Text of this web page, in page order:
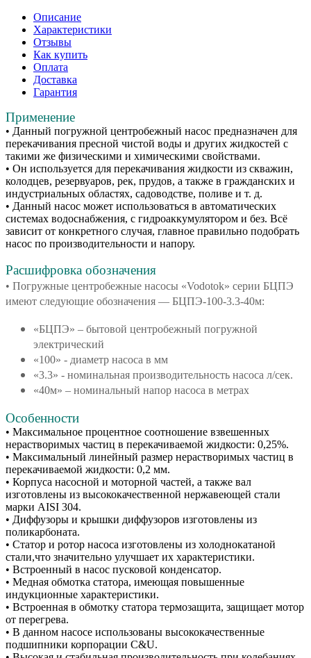
Описание
Характеристики
Отзывы
Как купить
Оплата
Доставка
Гарантия
Применение
• Данный погружной центробежный насос предназначен для
перекачивания пресной чистой воды и других жидкостей с
такими же физическими и химическими свойствами.
• Он используется для перекачивания жидкости из скважин,
колодцев, резервуаров, рек, прудов, а также в гражданских и
индустриальных областях, садоводстве, поливе и т. д.
• Данный насос может использоваться в автоматических
системах водоснабжения, с гидроаккумулятором и без. Всё
зависит от конкретного случая, главное правильно подобрать
насос по производительности и напору.
Расшифровка обозначения
• Погружные центробежные насосы «Vodotok» серии БЦПЭ
имеют следующие обозначения — БЦПЭ-100-3.3-40м:
«БЦПЭ» – бытовой центробежный погружной
электрический
«100» - диаметр насоса в мм
«3.3» - номинальная производительность насоса л/сек.
«40м» – номинальный напор насоса в метрах
Особенности
• Максимальное процентное соотношение взвешенных
нерастворимых частиц в перекачиваемой жидкости: 0,25%.
• Максимальный линейный размер нерастворимых частиц в
перекачиваемой жидкости: 0,2 мм.
• Корпуса насосной и моторной частей, а также вал
изготовлены из высококачественной нержавеющей стали
марки AISI 304.
• Диффузоры и крышки диффузоров изготовлены из
поликарбоната.
• Статор и ротор насоса изготовлены из холоднокатаной
стали,что значительно улучшает их характеристики.
• Встроенный в насос пусковой конденсатор.
• Медная обмотка статора, имеющая повышенные
индукционные характеристики.
• Встроенная в обмотку статора термозащита, защищает мотор
от перегрева.
• В данном насосе использованы высококачественные
подшипники корпорации C&U.